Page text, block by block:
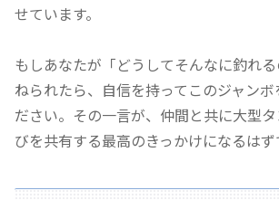
せています。
もしあなたが「どうしてそんなに釣れ
ねられたら、自信を持ってこのジャン
ださい。その一言が、仲間と共に大型
びを共有する最高のきっかけになるはず